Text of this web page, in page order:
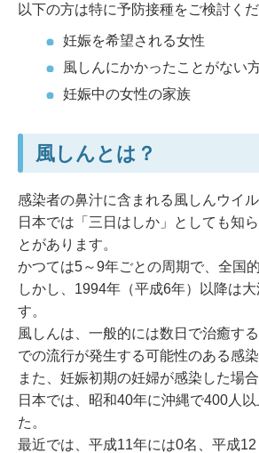
以下の方は特に予防接種をご検討くだ
妊娠を希望される女性
風しんにかかったことがない
妊娠中の女性の家族
風しんとは？
感染者の鼻汁に含まれる風しんウイ
日本では「三日はしか」としても知
とがあります。
かつては5～9年ごとの周期で、全国
しかし、1994年（平成6年）以降は
す。
風しんは、一般的には数日で治癒す
での流行が発生する可能性のある感染
また、妊娠初期の妊婦が感染した場
日本では、昭和40年に沖縄で400人
た。
最近では、平成11年には0名、平成